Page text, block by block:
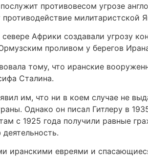
противовесом угрозе
милитаристской
Африки создавали угрозу
проливом у берегов
тому, что иранские
Сталина.
им, что ни в коем случае не
Однако он писал Гитлеру в
с 1925 года получили равные
иранскими евреями и